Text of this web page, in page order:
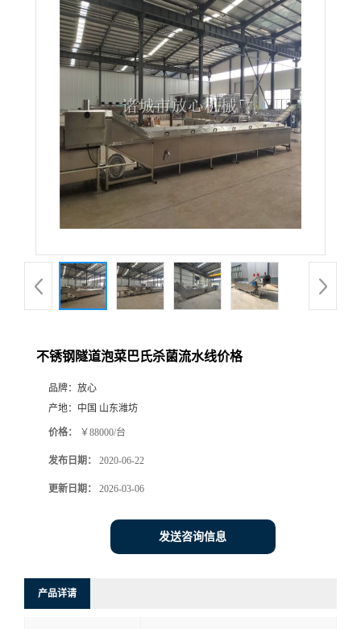
不锈钢隧道泡菜巴氏杀菌流水线价格
品牌： 放心
产地： 中国 山东潍坊
价格： ￥88000/台
发布日期： 2020-06-22
更新日期： 2026-03-06
发送咨询信息
产品详请